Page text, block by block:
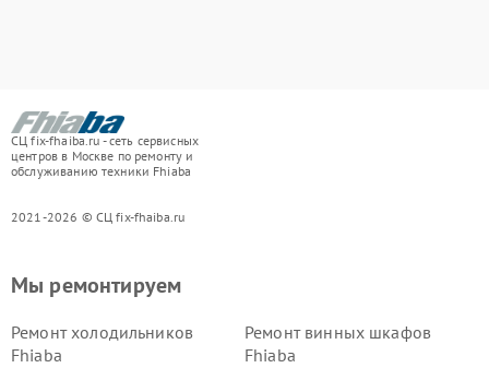
СЦ fix-fhaiba.ru - сеть сервисных
центров в Москве по ремонту и
обслуживанию техники Fhiaba
2021-2026 © СЦ fix-fhaiba.ru
Мы ремонтируем
Ремонт холодильников
Fhiaba
Ремонт винных шкафов
Fhiaba